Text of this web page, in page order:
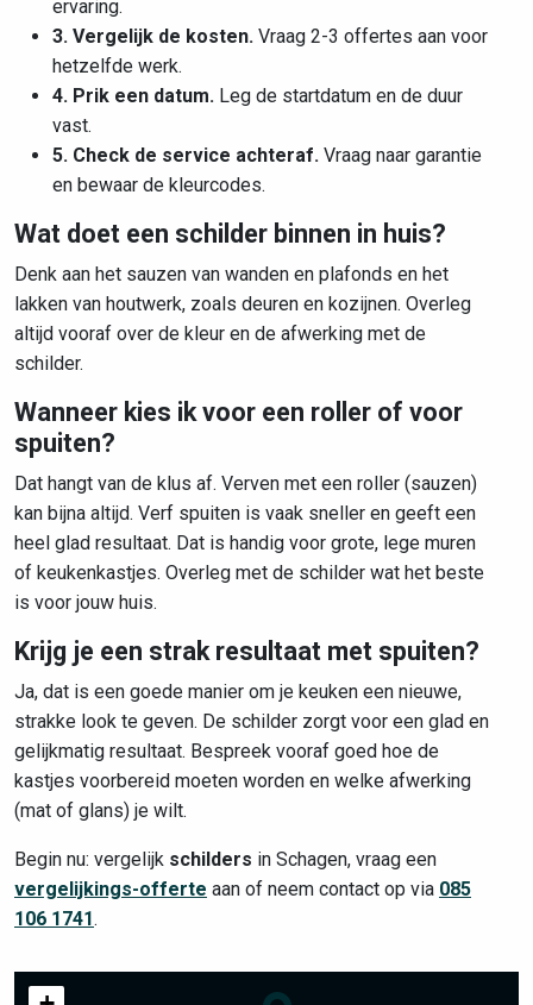
ervaring.
3. Vergelijk de kosten. Vraag 2-3 offertes aan voor
hetzelfde werk.
4. Prik een datum. Leg de startdatum en de duur
vast.
5. Check de service achteraf. Vraag naar garantie
en bewaar de kleurcodes.
Wat doet een schilder binnen in huis?
Denk aan het sauzen van wanden en plafonds en het
lakken van houtwerk, zoals deuren en kozijnen. Overleg
altijd vooraf over de kleur en de afwerking met de
schilder.
Wanneer kies ik voor een roller of voor
spuiten?
Dat hangt van de klus af. Verven met een roller (sauzen)
kan bijna altijd. Verf spuiten is vaak sneller en geeft een
heel glad resultaat. Dat is handig voor grote, lege muren
of keukenkastjes. Overleg met de schilder wat het beste
is voor jouw huis.
Krijg je een strak resultaat met spuiten?
Ja, dat is een goede manier om je keuken een nieuwe,
strakke look te geven. De schilder zorgt voor een glad en
gelijkmatig resultaat. Bespreek vooraf goed hoe de
kastjes voorbereid moeten worden en welke afwerking
(mat of glans) je wilt.
Begin nu: vergelijk schilders in Schagen, vraag een
vergelijkings-offerte aan of neem contact op via 085
106 1741.